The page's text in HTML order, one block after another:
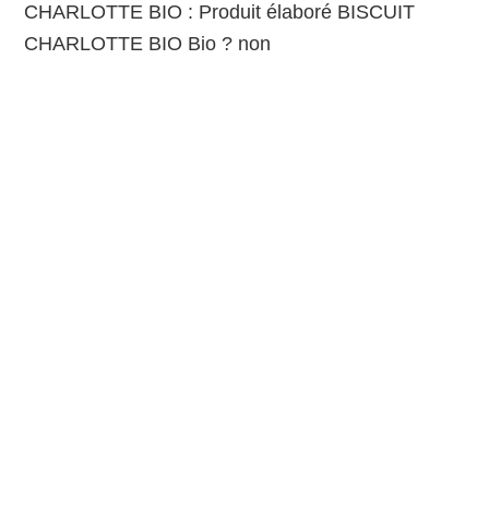
CHARLOTTE BIO : Produit élaboré BISCUIT
CHARLOTTE BIO Bio ? non